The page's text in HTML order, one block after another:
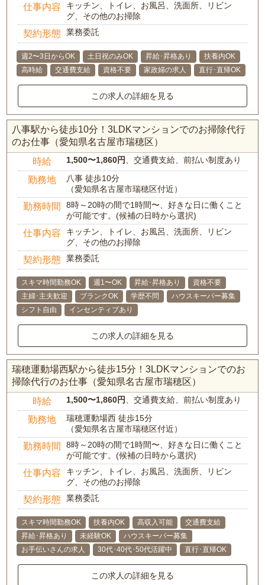
仕事内容
キッチン、トイレ、お風呂、洗面所、リビン
グ、その他のお掃除
契約形態 業務委託
週2〜3日からOK 土日祝のみOK 昇給･昇格あり
扶養内OK
高時給
交通費支給 資格不要 家政婦の求人 直行･直帰OK
この求人の詳細を見る
八事駅から徒歩10分！3LDKマンションでのお掃除代行
のお仕事（愛知県名古屋市瑞穂区）
時給 1,500〜1,860円 、交通費支給、前払い制度あり
勤務地
八事 徒歩10分
（愛知県名古屋市瑞穂区付近）
勤務時間
8時～20時の間で1時間〜、好きな日に働くこと
が可能です。(候補の日時から選択)
仕事内容
キッチン、トイレ、お風呂、洗面所、リビン
グ、その他のお掃除
契約形態 業務委託
スキマ時間勤務OK 週1〜OK 昇給･昇格あり
資格不要
主婦･主夫歓迎
ブランクOK 学歴不問
ハウスキーパー募集
シフト自由
インセンティブあり
この求人の詳細を見る
瑞穂運動場西駅から徒歩15分！3LDKマンションでのお
掃除代行のお仕事（愛知県名古屋市瑞穂区）
時給 1,500〜1,860円 、交通費支給、前払い制度あり
勤務地
瑞穂運動場西 徒歩15分
（愛知県名古屋市瑞穂区付近）
勤務時間
8時～20時の間で1時間〜、好きな日に働くこと
が可能です。(候補の日時から選択)
仕事内容
キッチン、トイレ、お風呂、洗面所、リビン
グ、その他のお掃除
契約形態 業務委託
スキマ時間勤務OK 扶養内OK 高収入可能
交通費支給
昇給･昇格あり
未経験OK
ハウスキーパー募集
お手伝いさんの求人
30代･40代･50代活躍中 直行･直帰OK
この求人の詳細を見る